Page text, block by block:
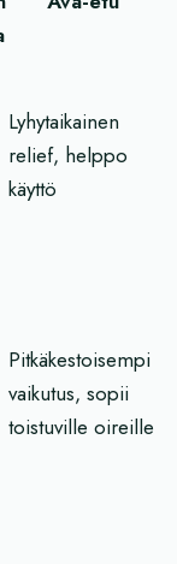
Lyhytaikainen
relief, helppo
käyttö
Pitkäkestoisempi
vaikutus, sopii
toistuville oireille